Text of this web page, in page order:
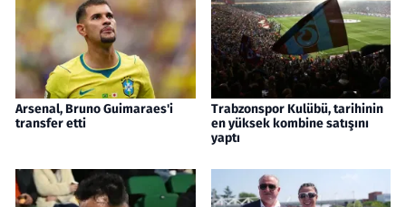
Arsenal, Bruno Guimaraes'i
transfer etti
Trabzonspor Kulübü, tarihinin
en yüksek kombine satışını
yaptı